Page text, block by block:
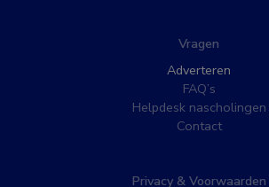
Vragen
Adverteren
FAQ’s
Helpdesk nascholingen
Contact
Privacy & Voorwaarden